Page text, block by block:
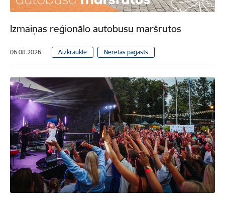
Izmaiņas reģionālo autobusu maršrutos
06.08.2026. Aizkraukle Neretas pagasts